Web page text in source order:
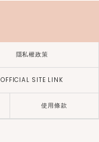
隱私權政策
OFFICIAL SITE LINK
使用條款